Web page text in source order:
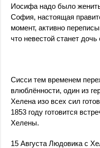
Иосифа надо было
София, настоящая
момент, активно
что невестой станет
Сисси тем временем
влюблённости, один из
Хелена изо всех сил
1853 году готовится
Хелены.
15 Августа Людовика с